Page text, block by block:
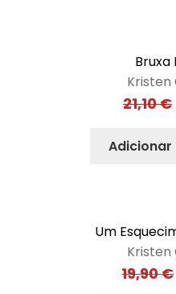
Bruxa
Kristen
21,10€
Um
Kristen
19,90€